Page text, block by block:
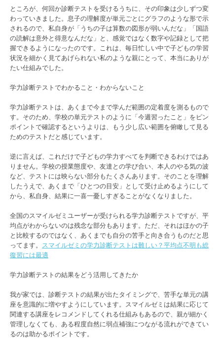
ところが、何回か診断テストを受けるうちに、その印象は少しずつ変
わっていきました。息子の理解度が単元ごとにグラフのような形で示
されるので、私自身が「うちの子は算数の図形が弱いんだな」「国語
の読解は意外と得意なんだな」と、感覚ではなく数字や記録として把
握できるようになったのです。これは、毎日忙しい中で子どもの学習
状況を細かく見てあげられない私のような親にとって、本当にありが
たい仕組みでした。
学力診断テストでわかること・わからないこと
学力診断テストは、あくまで今まで学んだ範囲の定着度を測るもので
す。そのため、学校の単元テストのように「今週習ったこと」をピン
ポイントで確認するというよりは、もう少し広い範囲を俯瞰して見る
ためのテストだと感じています。
逆に言えば、これだけで子どもの学力すべてを判断できるわけではあ
りません。学校の授業態度や、友達との学び合い、本人のやる気の波
など、テストには映らない部分もたくさんあります。そのことを理解
したうえで、あくまで「ひとつの目安」として受け止めるようにして
から、私自身、結果に一喜一憂しすぎることがなくなりました。
全国のスマイルゼミユーザーが受けられる学力診断テストですが、平
均点がわからないのは残念な部分もあります。ただ、それはほかの子
と比較するのではなく、あくまでも自分の苦手と向き合うものだと思
ってます。 スマイルゼミの学力診断テストは難しい？平均点不明も総
復習には最適
学力診断テストの結果をどう活用してきたか
我が家では、診断テストの結果が出たタイミングで、苦手な単元の講
座を意識的に増やすようにしています。スマイルゼミは結果に応じて
関連する講座をレコメンドしてくれる仕組みもあるので、親が細かく
管理しなくても、ある程度自然に弱点補強につながる流れができてい
るのは助かるポイントです。